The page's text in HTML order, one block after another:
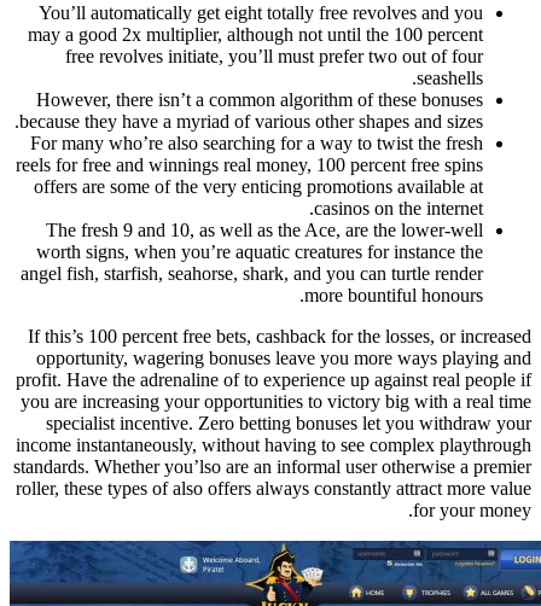
You’ll automatically get eight totally free revolves and you
may a good 2x multiplier, although not until the 100 percent
free revolves initiate, you’ll must prefer two out of four
seashells.
However, there isn’t a common algorithm of these bonuses
because they have a myriad of various other shapes and sizes.
For many who’re also searching for a way to twist the fresh
reels for free and winnings real money, 100 percent free spins
offers are some of the very enticing promotions available at
casinos on the internet.
The fresh 9 and 10, as well as the Ace, are the lower-well
worth signs, when you’re aquatic creatures for instance the
angel fish, starfish, seahorse, shark, and you can turtle render
more bountiful honours.
If this’s 100 percent free bets, cashback for the losses, or increased
opportunity, wagering bonuses leave you more ways playing and
profit. Have the adrenaline of to experience up against real people if
you are increasing your opportunities to victory big with a real time
specialist incentive. Zero betting bonuses let you withdraw your
income instantaneously, without having to see complex playthrough
standards. Whether you’lso are an informal user otherwise a premier
roller, these types of also offers always constantly attract more value
for your money.